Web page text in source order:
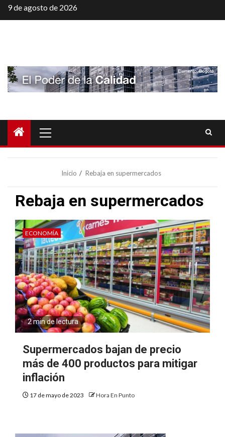
Saltar
al
9 de agosto de 2026
principal
Inicio Rebaja en supermercados
Rebaja en supermercados
ECONOMÍA
2 min de lectura
Supermercados bajan de precio
más de 400 productos para mitigar
inflación
17 de mayo de 2023 Hora En Punto